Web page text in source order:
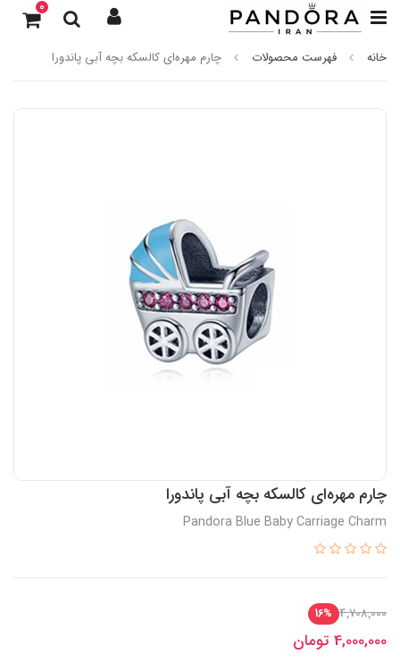
0
خانه فهرست محصولات چارم مهره‌ای کالسکه بچه آبی پاندورا
چارم مهره‌ای کالسکه بچه آبی پاندورا
Pandora Blue Baby Carriage Charm
4,708,000
16%
4,000,000 تومان